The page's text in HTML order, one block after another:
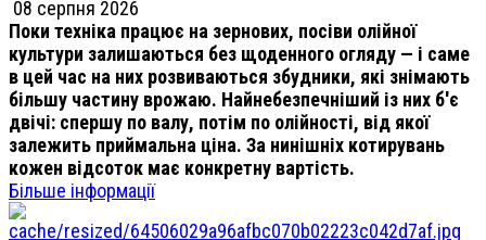
08 серпня 2026
Поки техніка працює на зернових, посіви олійної
культури залишаються без щоденного огляду — і саме
в цей час на них розвиваються збудники, які знімають
більшу частину врожаю. Найнебезпечніший із них б'є
двічі: спершу по валу, потім по олійності, від якої
залежить приймальна ціна. За нинішніх котирувань
кожен відсоток має конкретну вартість.
Більше інформації